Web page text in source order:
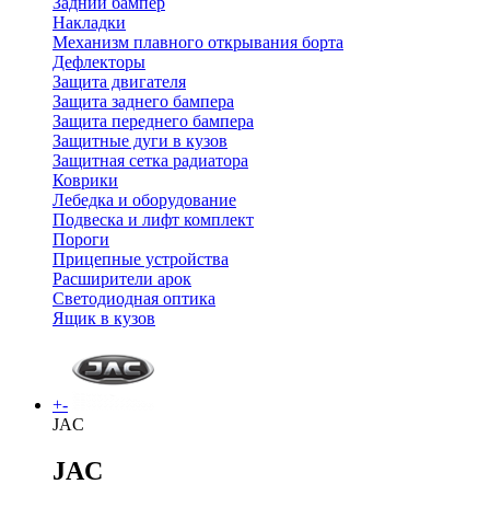
Накладки
Механизм плавного открывания борта
Дефлекторы
Защита двигателя
Защита заднего бампера
Защита переднего бампера
Защитные дуги в кузов
Защитная сетка радиатора
Коврики
Лебедка и оборудование
Подвеска и лифт комплект
Пороги
Прицепные устройства
Расширители арок
Светодиодная оптика
Ящик в кузов
+-
JAC
JAC